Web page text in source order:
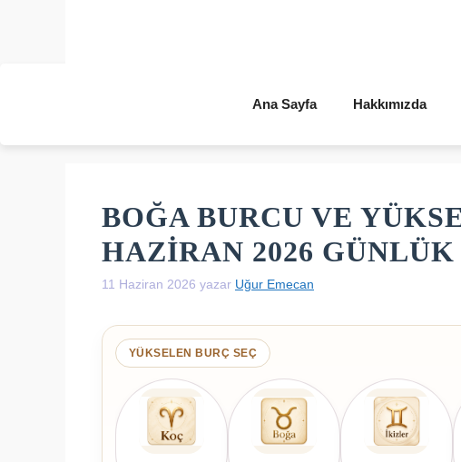
Ana Sayfa Hakkımızda
BOĞA BURCU VE
HAZIRAN 2026
11 Haziran 2026 yazar Uğur Emecan
YÜKSELEN BURÇ SEÇ